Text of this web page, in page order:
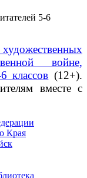
войне,
классов (12+).
вместе с